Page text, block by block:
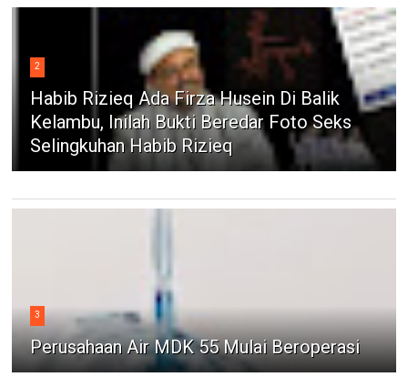
2
Habib Rizieq Ada Firza Husein Di Balik
Kelambu, Inilah Bukti Beredar Foto Seks
Selingkuhan Habib Rizieq
3
Perusahaan Air MDK 55 Mulai Beroperasi